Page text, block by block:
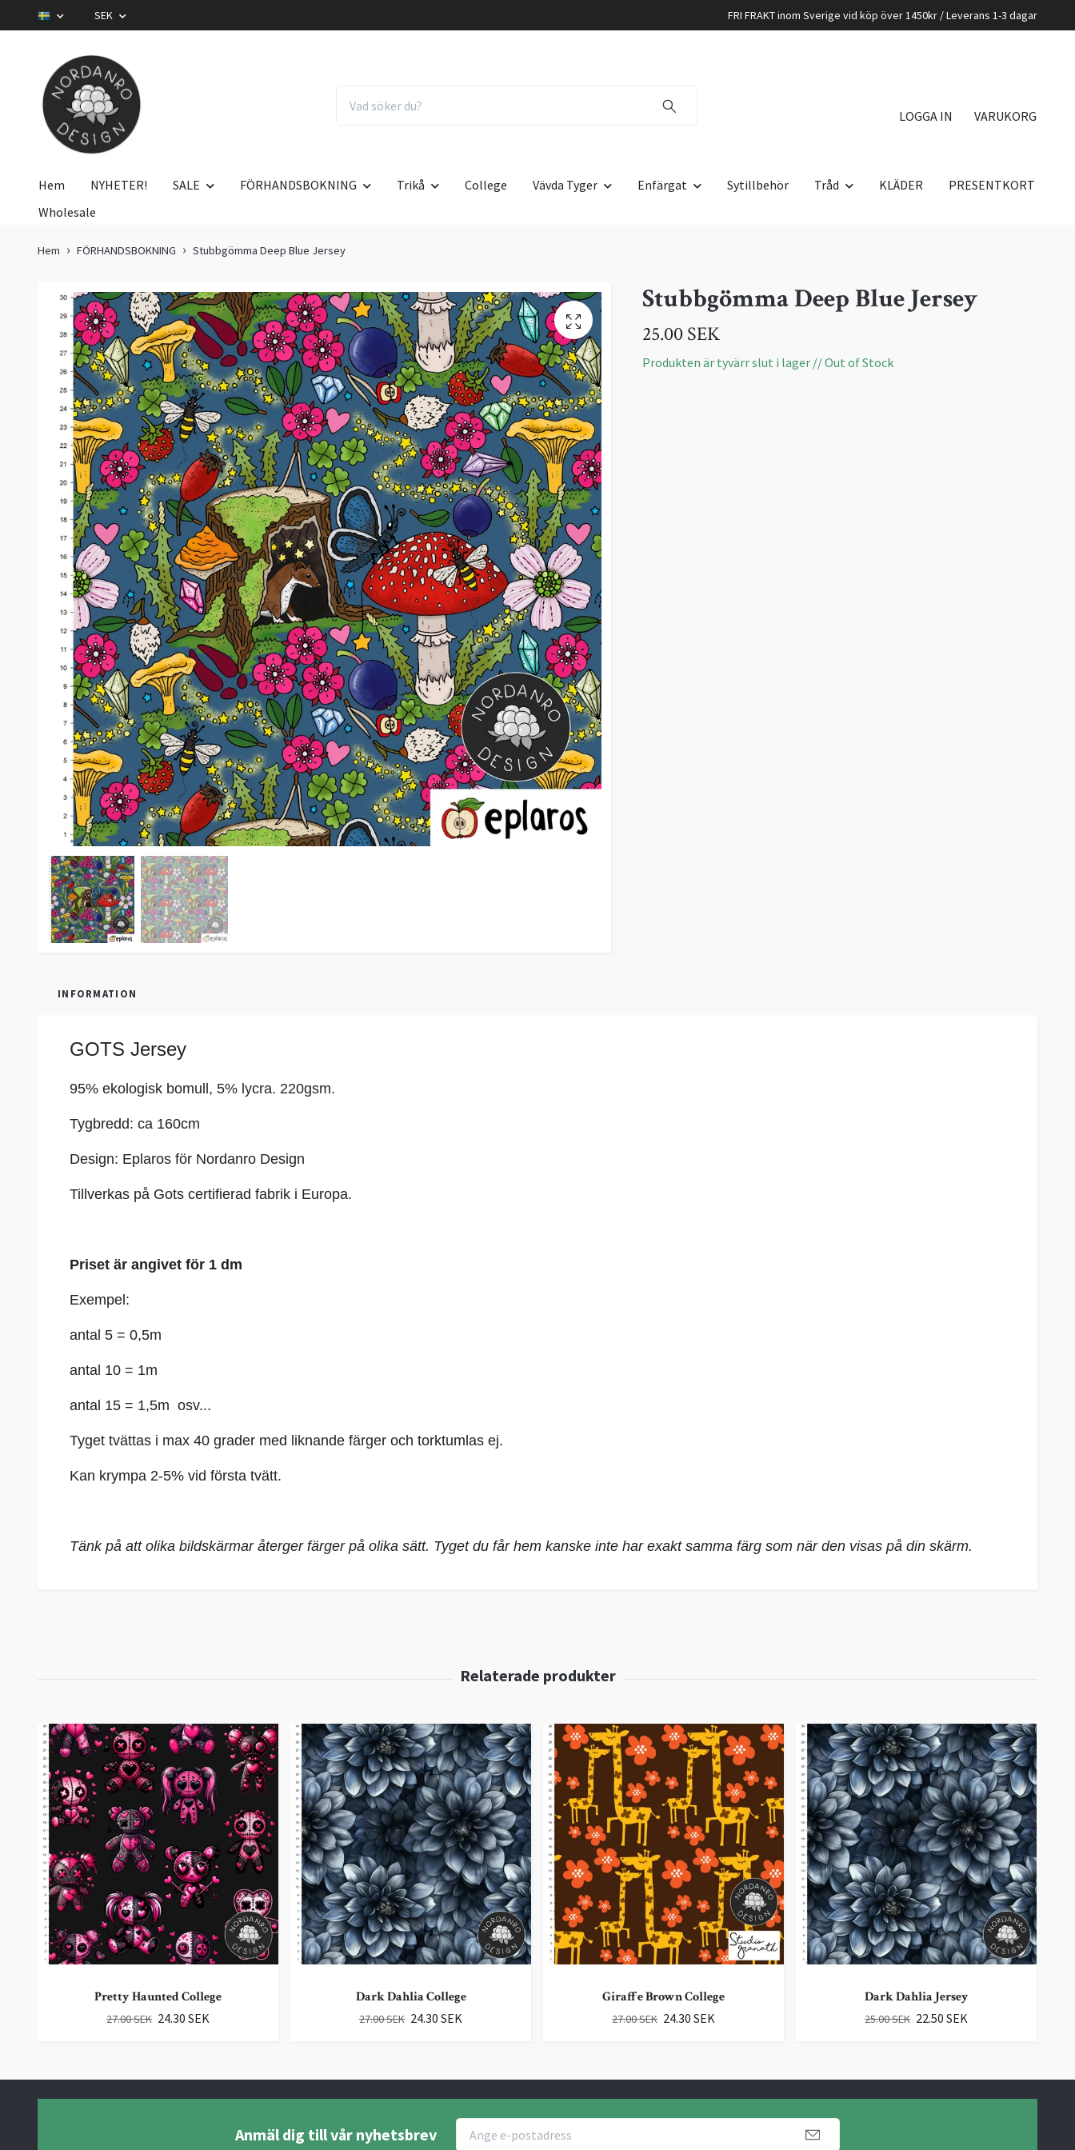
SEK FRI FRAKT inom Sverige vid köp över 1450kr / Leverans 1-3 dagar
LOGGA IN VARUKORG
Hem NYHETER! SALE FÖRHANDSBOKNING Trikå College Vävda Tyger Enfärgat Sytillbehör Tråd KLÄDER
PRESENTKORT
Wholesale
Hem FÖRHANDSBOKNING Stubbgömma Deep Blue Jersey
Stubbgömma Deep Blue Jersey
25.00 SEK
Produkten är tyvärr slut i lager // Out of Stock
INFORMATION
GOTS Jersey
95% ekologisk bomull, 5% lycra. 220gsm.
Tygbredd: ca 160cm
Design: Eplaros för Nordanro Design
Tillverkas på Gots certifierad fabrik i Europa.
Priset är angivet för 1 dm
Exempel:
antal 5 = 0,5m
antal 10 = 1m
antal 15 = 1,5m osv...
Tyget tvättas i max 40 grader med liknande färger och torktumlas ej.
Kan krympa 2-5% vid första tvätt.
Tänk på att olika bildskärmar återger färger på olika sätt. Tyget du får hem kanske inte har exakt samma färg som när den visas på din skärm.
Pretty Haunted College
27.00 SEK 24.30 SEK
Dark Dahlia College
27.00 SEK 24.30 SEK
Giraffe Brown College
27.00 SEK 24.30 SEK
Dark Dahlia Jersey
25.00 SEK 22.50 SEK
Anmäl dig till vår nyhetsbrev